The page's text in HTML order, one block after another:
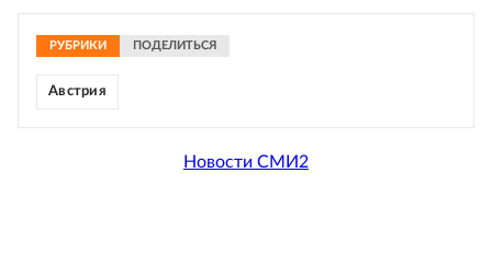
РУБРИКИ ПОДЕЛИТЬСЯ
Австрия
Новости СМИ2